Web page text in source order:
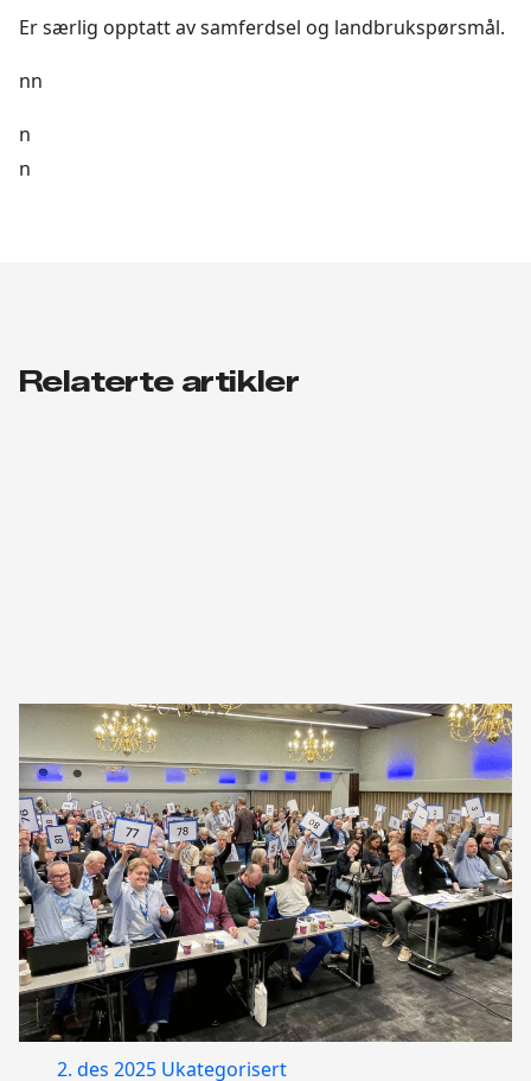
Er særlig opptatt av samferdsel og landbrukspørsmål.
nn
n
n
Relaterte artikler
2. des 2025 Ukategorisert